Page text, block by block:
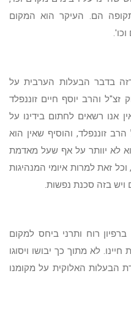
הם. העיקר הוא המקום
בדבר הבעלות הערבית על
והרב יוסף חיים זוננפלד
אנו רשאים לחתום בידינו על
זוננפלד, והוסיף שאין הוא
לא יוותר על אף שעל מאדמת
זאת למרות איומי המנהיגות
ויש בזה סכנת נפשות.
רוח ותרני ביחס למקום
לא מתוך כך יבושו ויסוגו
הבעלות האלוקית על מקומנו